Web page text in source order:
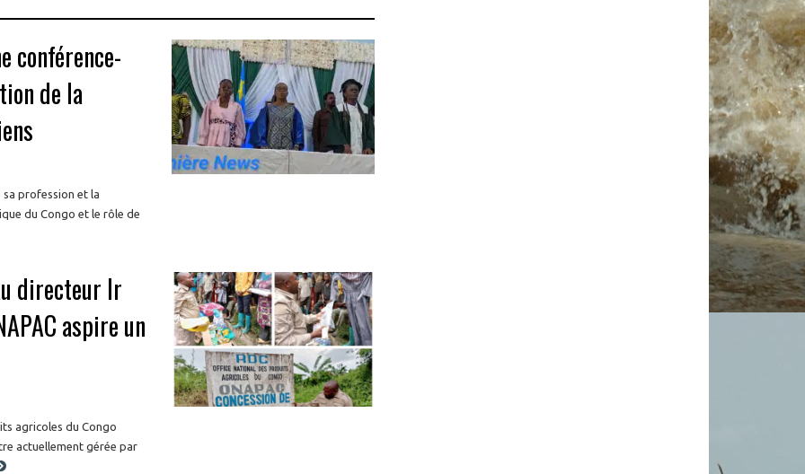
conférence-
de la
profession et la
du Congo et le rôle de
directeur Ir
aspire un
agricoles du Congo
actuellement gérée par